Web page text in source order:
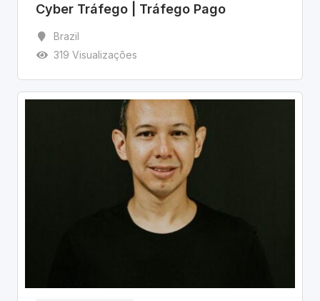
Cyber Tráfego | Tráfego Pago
Brazil
319 Visualizações